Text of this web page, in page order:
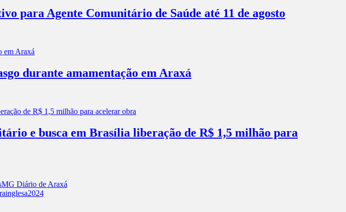
para Agente Comunitário de Saúde até 11 de agosto
durante amamentação em Araxá
e busca em Brasília liberação de R$ 1,5 milhão para